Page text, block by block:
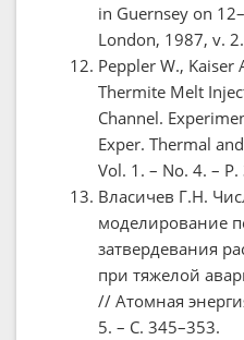
in Guernsey on
London, 1987, v.
Peppler W., Kaiser
Thermite Melt
Channel.
Exper. Thermal
Vol. 1. – No. 4. –
Власичев Г.Н.
моделирование
затвердевания
при тяжелой
// Атомная
5. – С. 345–353.